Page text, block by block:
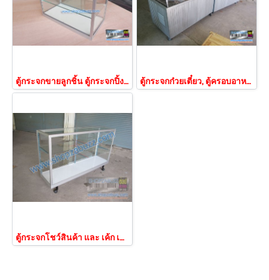
ตู้กระจกขายลูกชิ้น ตู้กระจกปิ้งย่าง ตู้กระจกก๋วยเตี๋ยว, ตู้ครอบอาหาร
ตู้กระจกโชว์สินค้า และ เค้ก เบเกอรี่